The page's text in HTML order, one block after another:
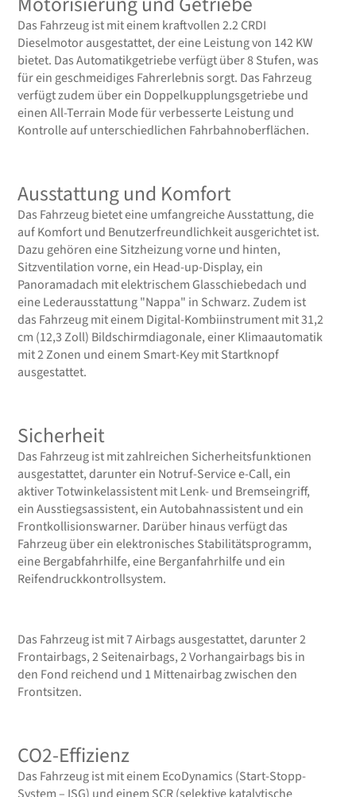
Das Fahrzeug ist mit einem kraftvollen 2.2 CRDI
Dieselmotor ausgestattet, der eine Leistung von 142 KW
bietet. Das Automatikgetriebe verfügt über 8 Stufen, was
für ein geschmeidiges Fahrerlebnis sorgt. Das Fahrzeug
verfügt zudem über ein Doppelkupplungsgetriebe und
einen All-Terrain Mode für verbesserte Leistung und
Kontrolle auf unterschiedlichen Fahrbahnoberflächen.
Ausstattung und Komfort
Das Fahrzeug bietet eine umfangreiche Ausstattung, die
auf Komfort und Benutzerfreundlichkeit ausgerichtet ist.
Dazu gehören eine Sitzheizung vorne und hinten,
Sitzventilation vorne, ein Head-up-Display, ein
Panoramadach mit elektrischem Glasschiebedach und
eine Lederausstattung "Nappa" in Schwarz. Zudem ist
das Fahrzeug mit einem Digital-Kombiinstrument mit 31,2
cm (12,3 Zoll) Bildschirmdiagonale, einer Klimaautomatik
mit 2 Zonen und einem Smart-Key mit Startknopf
ausgestattet.
Sicherheit
Das Fahrzeug ist mit zahlreichen Sicherheitsfunktionen
ausgestattet, darunter ein Notruf-Service e-Call, ein
aktiver Totwinkelassistent mit Lenk- und Bremseingriff,
ein Ausstiegsassistent, ein Autobahnassistent und ein
Frontkollisionswarner. Darüber hinaus verfügt das
Fahrzeug über ein elektronisches Stabilitätsprogramm,
eine Bergabfahrhilfe, eine Berganfahrhilfe und ein
Reifendruckkontrollsystem.
Das Fahrzeug ist mit 7 Airbags ausgestattet, darunter 2
Frontairbags, 2 Seitenairbags, 2 Vorhangairbags bis in
den Fond reichend und 1 Mittenairbag zwischen den
Frontsitzen.
CO2-Effizienz
Das Fahrzeug ist mit einem EcoDynamics (Start-Stopp-